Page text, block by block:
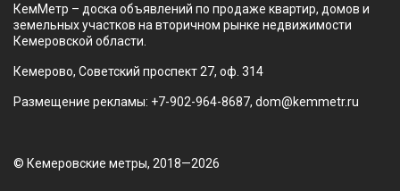
КемМетр – доска объявлений по продаже квартир, домов и
земельных участков на вторичном рынке недвижимости
Кемеровской области.
Кемерово, Советский проспект 27, оф. 314
Размещение рекламы: +7-902-964-8687, dom@kemmetr.ru
© Кемеровские метры, 2018—2026